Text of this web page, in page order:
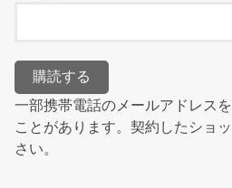
一部携帯電話のメールアドレス
ことがあります。契約したショ
さい。